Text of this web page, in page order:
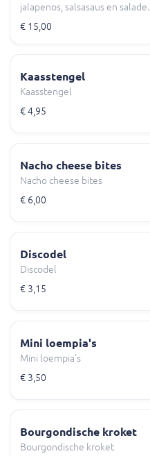
jalapenos, salsasaus en salade.
€ 15,00
Kaasstengel
Kaasstengel
€ 4,95
Nacho cheese bites
Nacho cheese bites
€ 6,00
Discodel
Discodel
€ 3,15
Mini loempia's
Mini loempia's
€ 3,50
Bourgondische kroket
Bourgondische kroket